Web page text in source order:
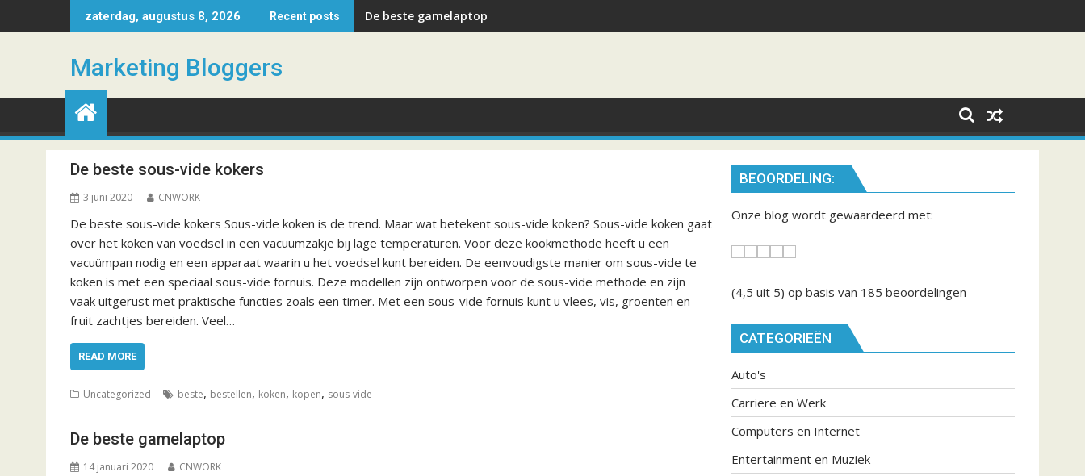
k
zaterdag, augustus 8, 2026 Recent posts De beste gamelaptop
Marketing Bloggers
De beste sous-vide kokers
3 juni 2020 CNWORK
De beste sous-vide kokers Sous-vide koken is de trend. Maar wat betekent sous-vide koken? Sous-vide koken gaat
over het koken van voedsel in een vacuümzakje bij lage temperaturen. Voor deze kookmethode heeft u een
vacuümpan nodig en een apparaat waarin u het voedsel kunt bereiden. De eenvoudigste manier om sous-vide te
koken is met een speciaal sous-vide fornuis. Deze modellen zijn ontworpen voor de sous-vide methode en zijn
vaak uitgerust met praktische functies zoals een timer. Met een sous-vide fornuis kunt u vlees, vis, groenten en
fruit zachtjes bereiden. Veel…
READ MORE
Uncategorized beste, bestellen, koken, kopen, sous-vide
De beste gamelaptop
14 januari 2020 CNWORK
BEOORDELING:
Onze blog wordt gewaardeerd met:
(4,5 uit 5) op basis van 185 beoordelingen
CATEGORIEËN
Auto's
Carriere en Werk
Computers en Internet
Entertainment en Muziek